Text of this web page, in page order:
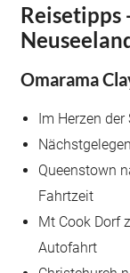
Reisetipps
Omarama
Im Herzen der
Queenstown
Fahrtzeit
Mt Cook Dorf
Autofahrt